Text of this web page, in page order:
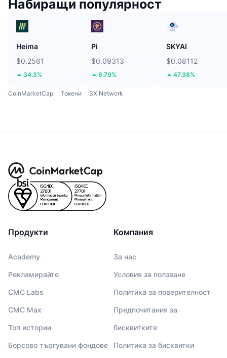
Набиращи популярност
Heima
$0.2561
34.3%
Pi
$0.09313
6.79%
SKYAI
$0.08112
47.38%
CoinMarketCap Токени SX Network
Продукти
Academy
Рекламирайте
CMC Labs
CMC Max
Топ истории
Борсово търгувани фондове
Компания
За нас
Условия за ползване
Политика за поверителност
Предпочитания за
бисквитките
Политика за бисквитки